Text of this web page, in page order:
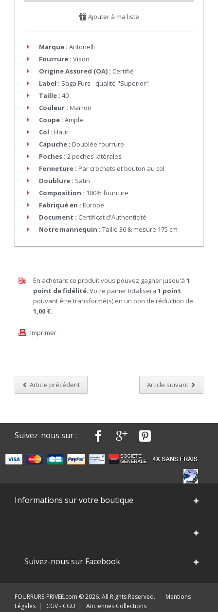
Ajouter à ma liste
Marque : Antonelli
Fourrure : Vison
Origine Assured (OA) : Certifié
Label : Saga Furs - qualité "Superior"
Taille : 40
Couleur : Marron
Coupe : Ample
Col : Haut
Capuche : Doublée fourrure
Poches : 2 poches latérales
Fermeture : Par crochets et bouton au col
Doublure : Satin
Composition : 100% fourrure
Fabriqué en : Europe
Document : Certificat d'Authenticité
Notre mannequin : Taille 36 & mesure 175 cm
En achetant ce produit vous pouvez gagner jusqu'à 1
point de fidélité. Votre panier totalisera 1 point
pouvant être transformé(s) en un bon de réduction de
1,00 €.
Imprimer
Article précédent Article suivant
Suivez-nous sur :
Informations sur votre boutique
Suivez-nous sur Facebook
FOURRURE-PRIVEE.com © 2026. All Rights Reserved.
Mentions
Légales | CGV - CGU | Anciennes Collections